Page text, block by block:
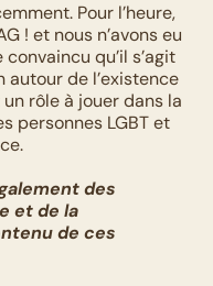
Pour l’heure,
! et nous n’avons eu
qu’il s’agit
autour de l’existence
rôle à jouer dans la
personnes LGBT et
des
et de la
de ces